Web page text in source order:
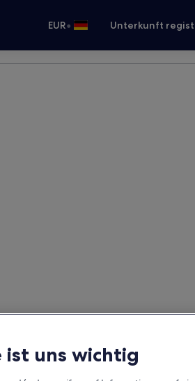
EUR• Unterkunft
ist uns wichtig